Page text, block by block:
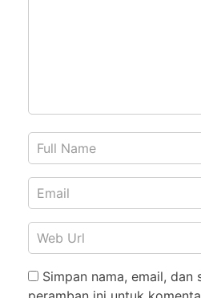
Simpan nama, email, dan